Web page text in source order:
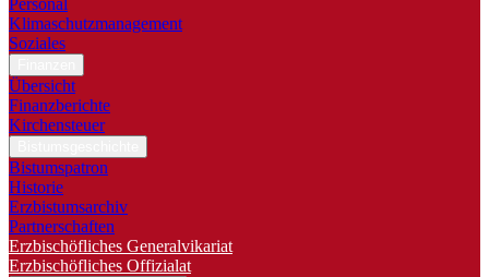
Personal
Klimaschutzmanagement
Soziales
Übersicht
Finanzberichte
Kirchensteuer
Bistumspatron
Historie
Erzbistumsarchiv
Partnerschaften
Erzbischöfliches Generalvikariat
Erzbischöfliches Offizialat